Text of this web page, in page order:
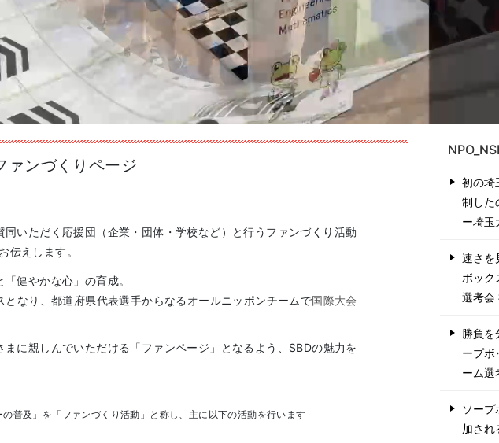
ァンづくりページ
同いただく応援団（企業・団体・学校など）と行うファンづくり活動
伝えします。
健やかな心」の育成。
なり、都道府県代表選手からなるオールニッポンチームで国際大会
に親しんでいただける「ファンページ」となるよう、SBDの魅力を
普及」を「ファンづくり活動」と称し、主に以下の活動を行います
初の埼
制した
ー埼玉
速さを
ボック
選考会
勝負を
ープボ
ーム選
ソープ
加され